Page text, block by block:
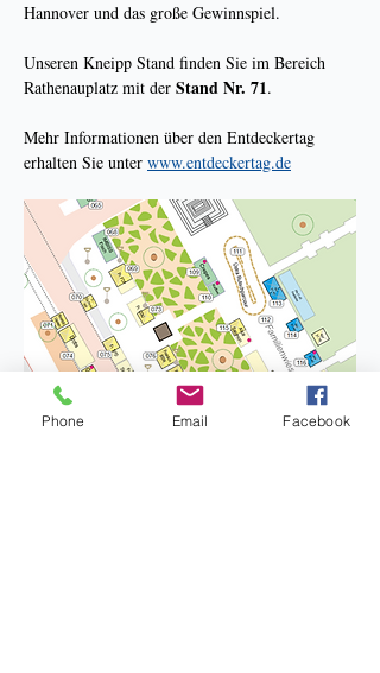
Hannover und das große Gewinnspiel.
Unseren Kneipp Stand finden Sie im Bereich
Rathenauplatz mit der Stand Nr. 71.
Mehr Informationen über den Entdeckertag
erhalten Sie unter www.entdeckertag.de
Phone Email Facebook